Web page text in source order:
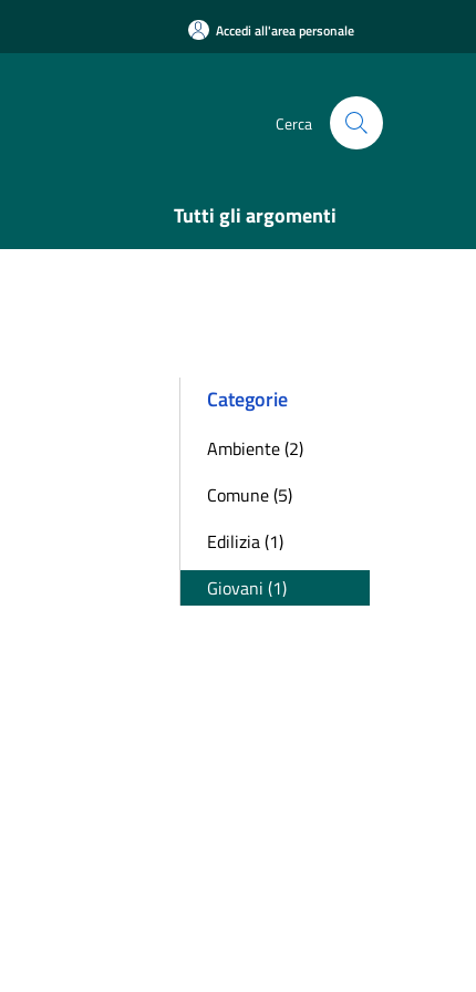
Accedi all'area personale
Cerca
Tutti gli argomenti
Categorie
Ambiente (2)
Comune (5)
Edilizia (1)
Giovani (1)